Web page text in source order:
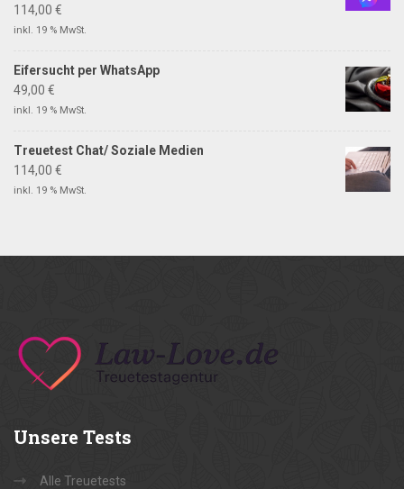
114,00 €
inkl. 19 % MwSt.
Eifersucht per WhatsApp
49,00 €
inkl. 19 % MwSt.
Treuetest Chat/ Soziale Medien
114,00 €
inkl. 19 % MwSt.
Unsere Tests
Alle Treuetests